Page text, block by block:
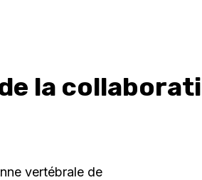
la
vertébrale de